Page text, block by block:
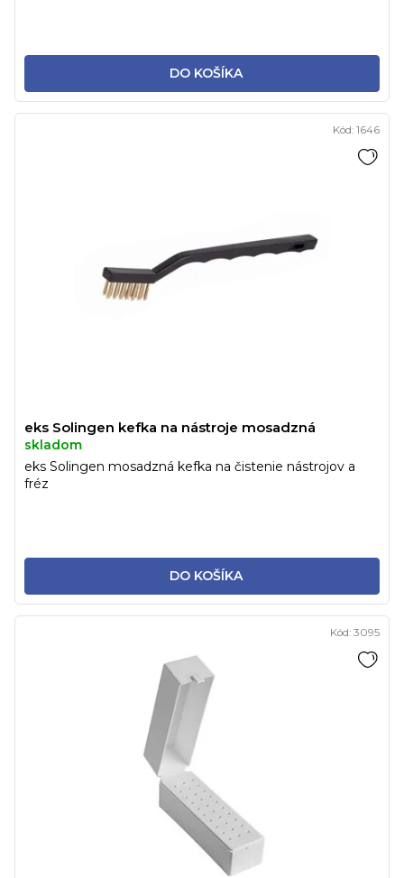
DO KOŠÍKA
eks Solingen kefka na nástroje mosadzná
skladom
DO KOŠÍKA
eks Solingen mosadzná kefka na čistenie nástrojov a
fréz
Kód: 1646
Kód: 3095